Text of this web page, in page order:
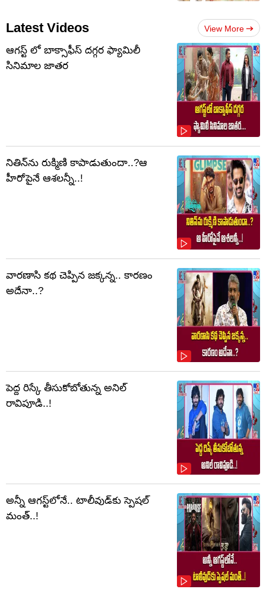
Latest Videos View More
ఆగస్ట్ లో బాక్సాఫీస్ దగ్గర ఫ్యామిలీ
సినిమాల జాతర
నితిన్‌ను రుక్మిణి కాపాడుతుందా..?ఆ
హీరోపైనే ఆశలన్నీ..!
వారణాసి కథ చెప్పిన జక్కన్న.. కారణం
అదేనా..?
పెద్ద రిస్కే తీసుకోబోతున్న అనిల్
రావిపూడి..!
అన్నీ ఆగస్ట్‌లోనే.. టాలీవుడ్‌కు స్పెషల్
మంత్..!